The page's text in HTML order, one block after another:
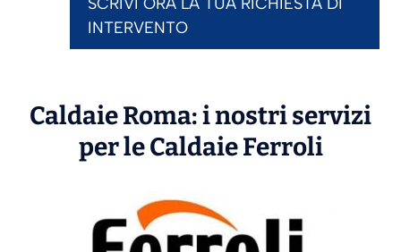
INTERVENTO
Caldaie Roma: i nostri servizi
per le CaldaieFerroli